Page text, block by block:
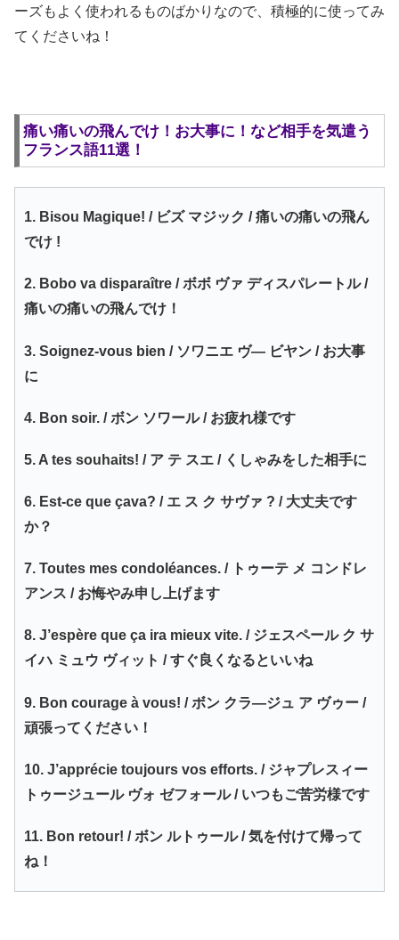
ーズもよく使われるものばかりなので、積極的に使ってみ
てくださいね！
痛い痛いの飛んでけ！お大事に！など相手を気遣う
フランス語11選！
1. Bisou Magique! / ビズ マジック / 痛いの痛いの飛ん
でけ !
2. Bobo va disparaître / ボボ ヴァ ディスパレートル /
痛いの痛いの飛んでけ！
3. Soignez-vous bien / ソワニエ ヴ― ビヤン / お大事
に
4. Bon soir. / ボン ソワール / お疲れ様です
5. A tes souhaits! / ア テ スエ / くしゃみをした相手に
6. Est-ce que çava? / エ ス ク サヴァ ? / 大丈夫です
か？
7. Toutes mes condoléances. / トゥーテ メ コンドレ
アンス / お悔やみ申し上げます
8. J’espère que ça ira mieux vite. / ジェスペール ク サ
イハ ミュウ ヴィット / すぐ良くなるといいね
9. Bon courage à vous! / ボン クラ―ジュ ア ヴゥー /
頑張ってください！
10. J’apprécie toujours vos efforts. / ジャプレスィー
トゥージュール ヴォ ゼフォール / いつもご苦労様です
11. Bon retour! / ボン ルトゥール / 気を付けて帰って
ね！